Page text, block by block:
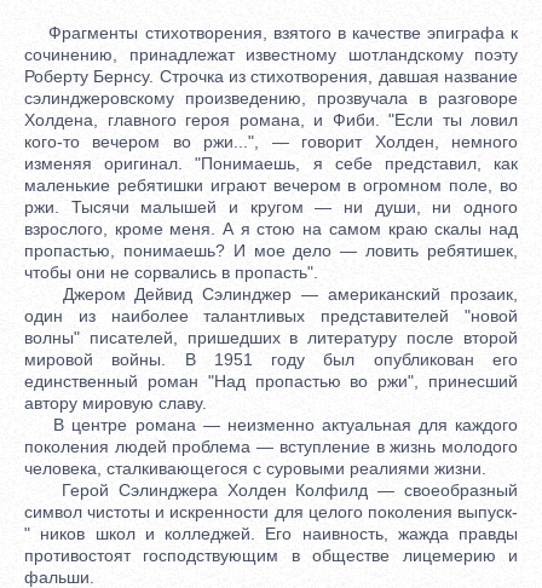
Фрагменты стихотворения, взятого в качестве эпиграфа к
сочинению, принадлежат известному шотландскому поэту
Роберту Бернсу. Строчка из стихотворения, давшая название
сэлинджеровскому произведению, прозвучала в разговоре
Холдена, главного героя романа, и Фиби. "Если ты ловил
кого-то вечером во ржи...", — говорит Холден, немного
изменяя оригинал. "Понимаешь, я себе представил, как
маленькие ребятишки играют вечером в огромном поле, во
ржи. Тысячи малышей и кругом — ни души, ни одного
взрослого, кроме меня. А я стою на самом краю скалы над
пропастью, понимаешь? И мое дело — ловить ребятишек,
чтобы они не сорвались в пропасть".
Джером Дейвид Сэлинджер — американский прозаик,
один из наиболее талантливых представителей "новой
волны" писателей, пришедших в литературу после второй
мировой войны. В 1951 году был опубликован его
единственный роман "Над пропастью во ржи", принесший
автору мировую славу.
В центре романа — неизменно актуальная для каждого
поколения людей проблема — вступление в жизнь молодого
человека, сталкивающегося с суровыми реалиями жизни.
Герой Сэлинджера Холден Колфилд — своеобразный
символ чистоты и искренности для целого поколения выпуск-
" ников школ и колледжей. Его наивность, жажда правды
противостоят господствующим в обществе лицемерию и
фальши.